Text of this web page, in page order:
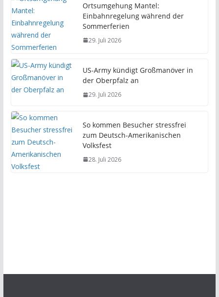
Ortsumgehung Mantel:
Einbahnregelung während der
Sommerferien
29. Juli 2026
US-Army kündigt Großmanöver in
der Oberpfalz an
29. Juli 2026
So kommen Besucher stressfrei
zum Deutsch-Amerikanischen
Volksfest
28. Juli 2026